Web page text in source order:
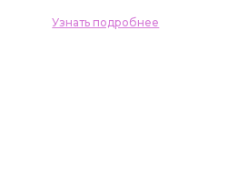
Узнать подробнее